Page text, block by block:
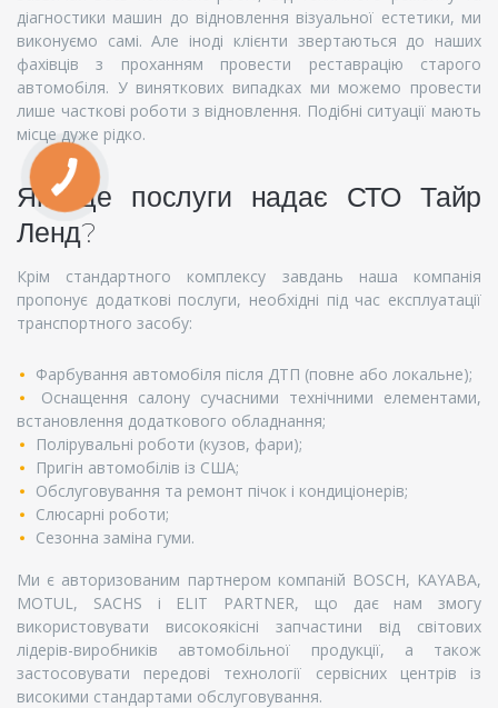
діагностики машин до відновлення візуальної естетики, ми
виконуємо самі. Але іноді клієнти звертаються до наших
фахівців з проханням провести реставрацію старого
автомобіля. У виняткових випадках ми можемо провести
лише часткові роботи з відновлення. Подібні ситуації мають
місце дуже рідко.
Які ще послуги надає СТО Тайр
Ленд?
Крім стандартного комплексу завдань наша компанія
пропонує додаткові послуги, необхідні під час експлуатації
транспортного засобу:
Фарбування автомобіля після ДТП (повне або локальне);
Оснащення салону сучасними технічними елементами,
встановлення додаткового обладнання;
Полірувальні роботи (кузов, фари);
Пригін автомобілів із США;
Обслуговування та ремонт пічок і кондиціонерів;
Слюсарні роботи;
Сезонна заміна гуми.
Ми є авторизованим партнером компаній BOSCH, KAYABA,
MOTUL, SACHS і ELIT PARTNER, що дає нам змогу
використовувати високоякісні запчастини від світових
лідерів-виробників автомобільної продукції, а також
застосовувати передові технології сервісних центрів із
високими стандартами обслуговування.